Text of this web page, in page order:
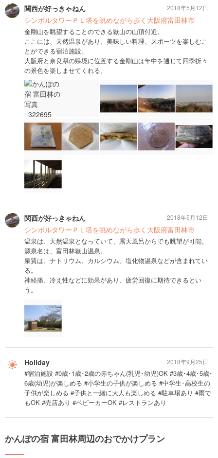
関西が好っきゃねん
シンボルタワーＰＬ塔を眺めながら歩く大阪府富田林市
金剛山を眺望することのできる嶽山の山頂付近。
ここには、天然温泉があり、美味しい料理、スポーツを楽しむこ
とができる宿泊施設。
大阪府と奈良県の県境に位置する金剛山は年中を通じて四季折々
の景色を楽しませてくれる。
2018年5月12日
関西が好っきゃねん
シンボルタワーＰＬ塔を眺めながら歩く大阪府富田林市
温泉は、天然温泉となっていて、露天風呂からでも眺望が可能。
源泉名は、富田林嶽山温泉。
泉質は、ナトリウム、カルシウム、塩化物温泉などが含まれてい
る。
神経痛、冷え性などに効果があり、疲労回復に期待できるとい
う。
2018年5月12日
Holiday
#宿泊施設 #0歳･1歳･2歳の赤ちゃん(乳児･幼児)OK #3歳･4歳･5歳･
6歳(幼児)が楽しめる #小学生の子供が楽しめる #中学生･高校生の
子供が楽しめる #子供と一緒に大人も楽しめる #駐車場あり #雨で
もOK #売店あり #ベビーカーOK #レストランあり
2018年9月25日
かんぽの宿 富田林周辺のおでかけプラン